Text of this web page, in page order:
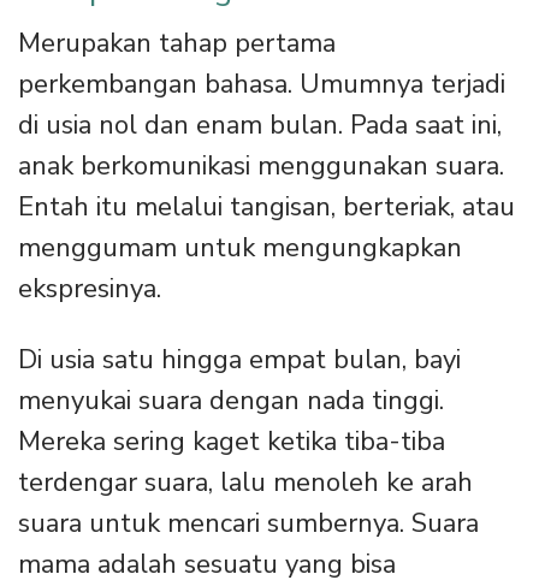
Merupakan tahap pertama
perkembangan bahasa. Umumnya terjadi
di usia nol dan enam bulan. Pada saat ini,
anak berkomunikasi menggunakan suara.
Entah itu melalui tangisan, berteriak, atau
menggumam untuk mengungkapkan
ekspresinya.
Di usia satu hingga empat bulan, bayi
menyukai suara dengan nada tinggi.
Mereka sering kaget ketika tiba-tiba
terdengar suara, lalu menoleh ke arah
suara untuk mencari sumbernya. Suara
mama adalah sesuatu yang bisa